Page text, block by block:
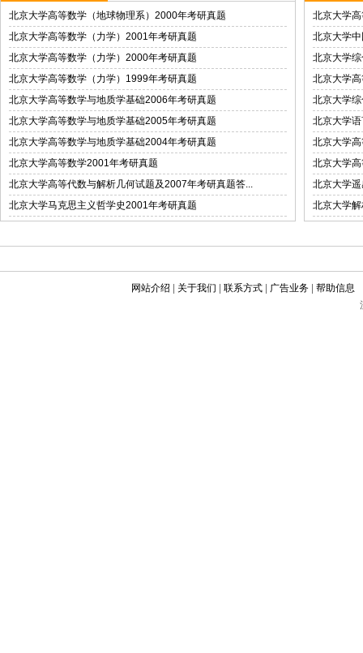
北京大学高等数学（地球物理系）2000年考研真题
北京大学高等数学（力学）2001年考研真题
北京大学高等数学（力学）2000年考研真题
北京大学高等数学（力学）1999年考研真题
北京大学高等数学与地质学基础2006年考研真题
北京大学高等数学与地质学基础2005年考研真题
北京大学高等数学与地质学基础2004年考研真题
北京大学高等数学2001年考研真题
北京大学高等代数与解析几何试题及2007年考研真题答...
北京大学马克思主义哲学史2001年考研真题
北京大学
北京大学
北京大学
北京大学
北京大学
北京大学
北京大学
北京大学
北京大学
北京大学
网站介绍 关于我们 |联系方式 广告业务 |帮助信息